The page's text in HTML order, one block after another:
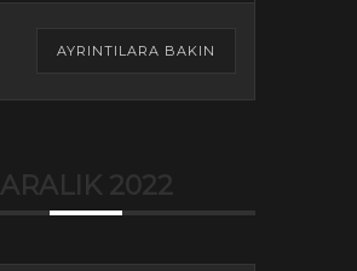
AYRINTILARA BAKIN
ARALIK 2022